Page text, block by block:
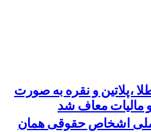
،پلاتین و نقره به صورت
مالیات معاف شد
اشخاص حقوقی همان